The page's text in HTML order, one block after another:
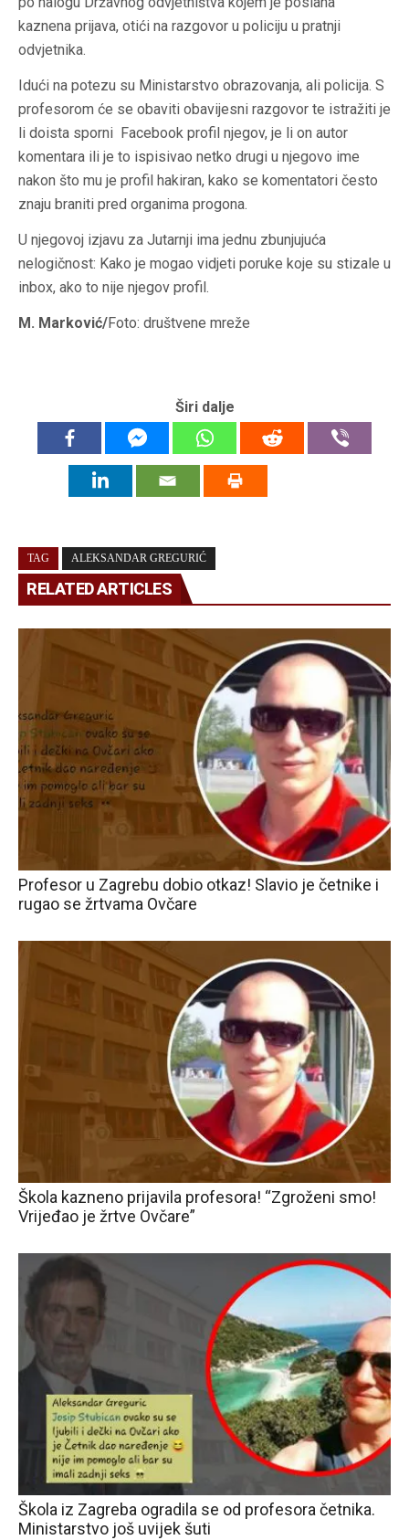
kaznena prijava, otići na razgovor u policiju u pratnji
odvjetnika.
Idući na potezu su Ministarstvo obrazovanja, ali policija. S
profesorom će se obaviti obavijesni razgovor te istražiti je
li doista sporni Facebook profil njegov, je li on autor
komentara ili je to ispisivao netko drugi u njegovo ime
nakon što mu je profil hakiran, kako se komentatori često
znaju braniti pred organima progona.
U njegovoj izjavu za Jutarnji ima jednu zbunjujuća
nelogičnost: Kako je mogao vidjeti poruke koje su stizale u
inbox, ako to nije njegov profil.
M. Marković/Foto: društvene mreže
Širi dalje
TAG ALEKSANDAR GREGURIĆ
RELATED ARTICLES
Profesor u Zagrebu dobio otkaz! Slavio je četnike i
rugao se žrtvama Ovčare
Škola kazneno prijavila profesora! “Zgroženi smo!
Vrijeđao je žrtve Ovčare”
Škola iz Zagreba ogradila se od profesora četnika.
Ministarstvo još uvijek šuti